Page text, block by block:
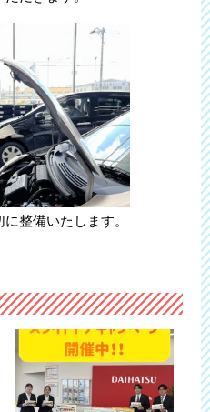
整備いたします。